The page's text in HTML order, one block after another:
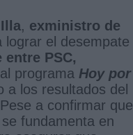
, exministro de
lograr el desempate
PSC,
programa Hoy por
a los resultados del
a confirmar que
fundamenta en